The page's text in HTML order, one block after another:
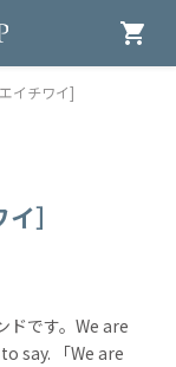
shopping_cart
イチワイ]
］
ドです。We are
say. 「We are